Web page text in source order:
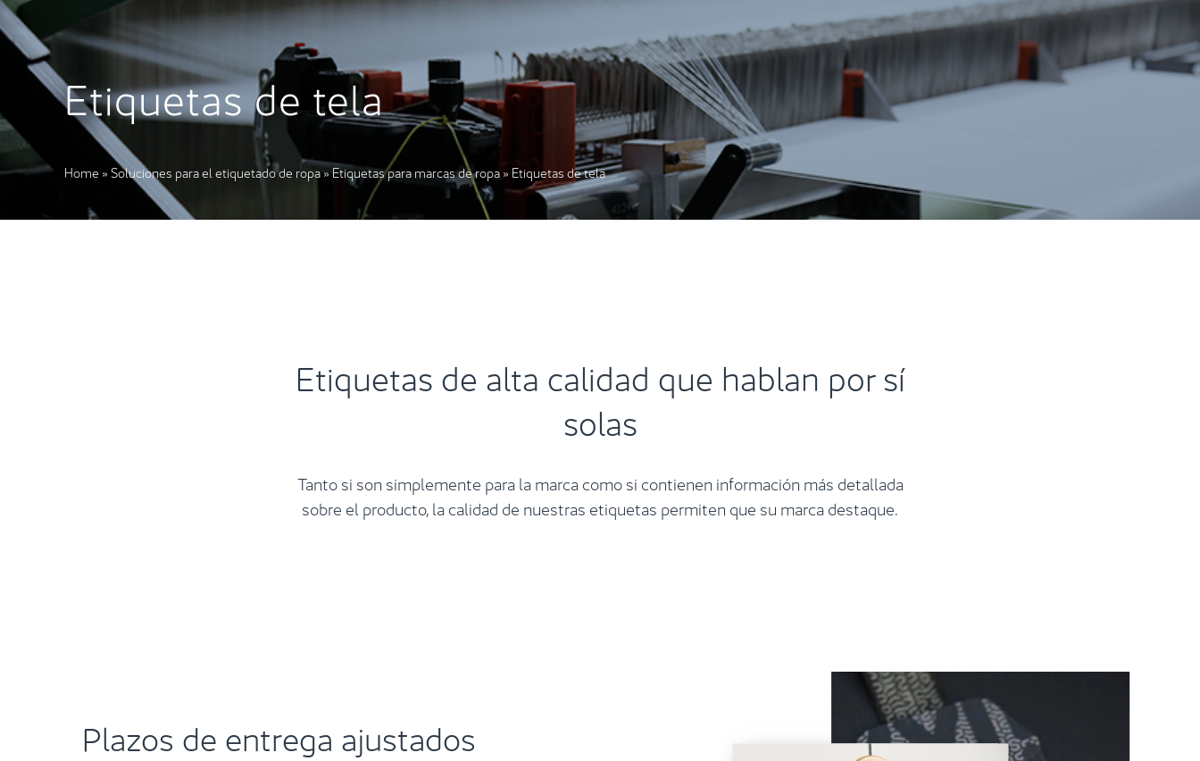
Etiquetas de tela
Home »Soluciones para el etiquetado de ropa»Etiquetas para marcas de ropa» Etiquetas de tela
Etiquetas de alta calidad que hablan por sí
solas
Tanto si son simplemente para la marca como si contienen información más detallada
sobre el producto, la calidad de nuestras etiquetas permiten que su marca destaque.
Plazos de entrega ajustados